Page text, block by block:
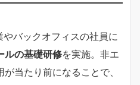
バックオフィスの社員に
ルの基礎研修を実施。非エ
当たり前になることで、